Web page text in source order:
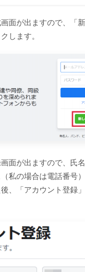
面が出ますので、「
します。
面が出ますので、氏
私の場合は電話番号
、「アカウント登録